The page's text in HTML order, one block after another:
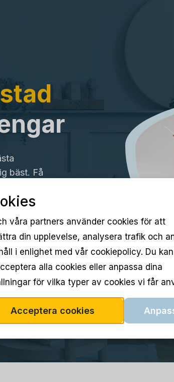
bäst. Få
våra partners använder cookies för att
din upplevelse, analysera trafik och
i enlighet med vår cookiepolicy. Du
alla cookies eller anpassa dina
för vilka typer av cookies vi får
Acceptera cookies